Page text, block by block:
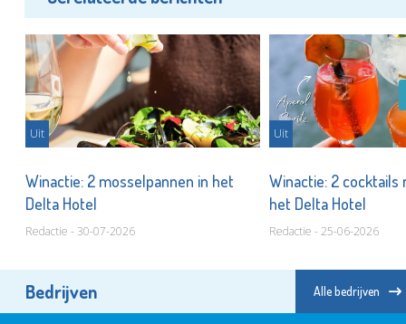
Uit
Winactie: 2 mosselpannen in het
Delta Hotel
Redactie - 30-07-2026
Uit
Winactie: 2 cocktails
het Delta Hotel
Redactie - 25-06-2026
Bedrijven Alle bedrijven